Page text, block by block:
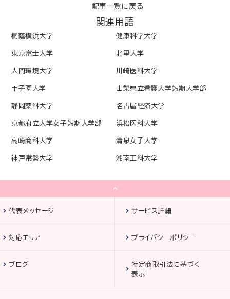
記事一覧に戻る
関連用語
桐蔭横浜大学 健康科学大学
東京富士大学 北里大学
人間環境大学 川崎医科大学
甲子園大学 山梨県立看護大学短期大学部
静岡薬科大学 名古屋経済大学
京都府立大学女子短期大学部 浜松医科大学
高崎商科大学 清泉女子大学
神戸常盤大学 湘南工科大学
代表メッセージ サービス詳細
対応エリア プライバシーポリシー
ブログ
特定商取引法に基づく
表示